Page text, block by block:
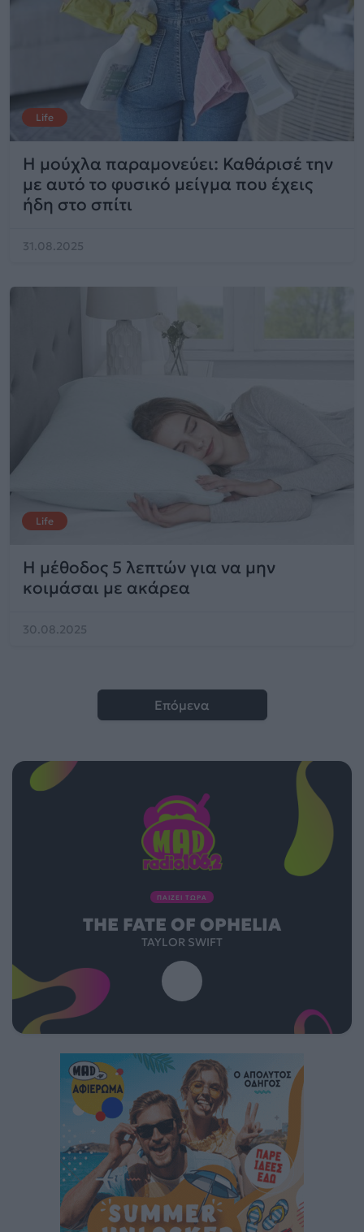
Life
Η μούχλα παραμονεύει: Καθάρισέ την
με αυτό το φυσικό μείγμα που έχεις
ήδη στο σπίτι
31.08.2025
Life
Η μέθοδος 5 λεπτών για να μην
κοιμάσαι με ακάρεα
30.08.2025
Επόμενα
ΠΑΙΖΕΙ ΤΩΡΑ
THE FATE OF OPHELIA
TAYLOR SWIFT